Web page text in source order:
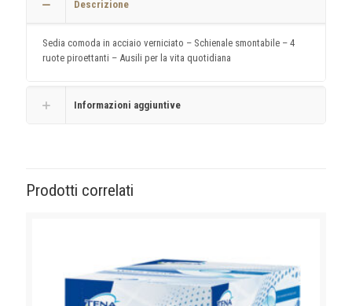
Descrizione
Sedia comoda in acciaio verniciato – Schienale smontabile – 4
ruote piroettanti – Ausili per la vita quotidiana
Informazioni aggiuntive
Prodotti correlati